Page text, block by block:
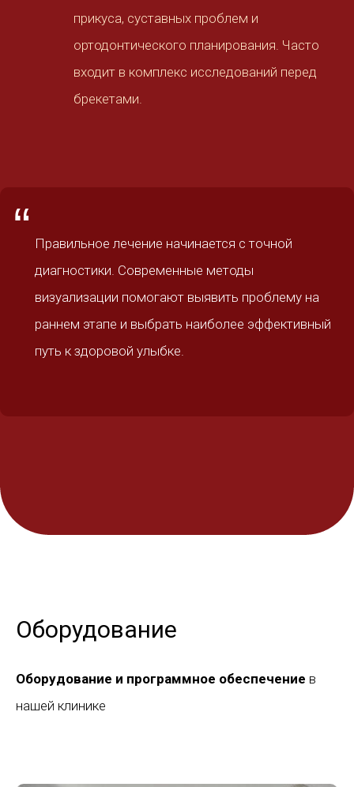
прикуса, суставных проблем и
ортодонтического планирования. Часто
входит в комплекс исследований перед
брекетами.
“ Правильное лечение начинается с точной
диагностики. Современные методы
визуализации помогают выявить проблему на
раннем этапе и выбрать наиболее эффективный
путь к здоровой улыбке.
Оборудование
Оборудование и программное обеспечение в
нашей клинике